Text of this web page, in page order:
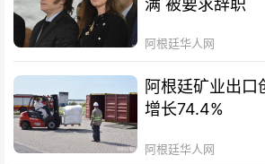
满 被要求辞职
阿根廷华人网
阿根廷矿业出口
增长74.4%
阿根廷华人网